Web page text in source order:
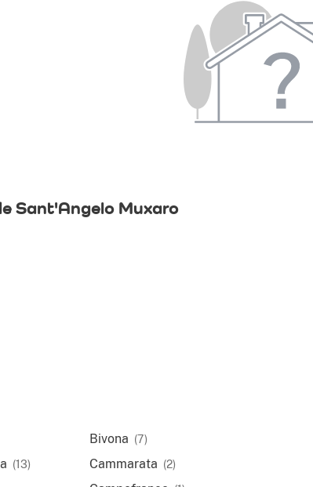
Sant'Angelo Muxaro
(13)
Bivona (7)
Cammarata (2)